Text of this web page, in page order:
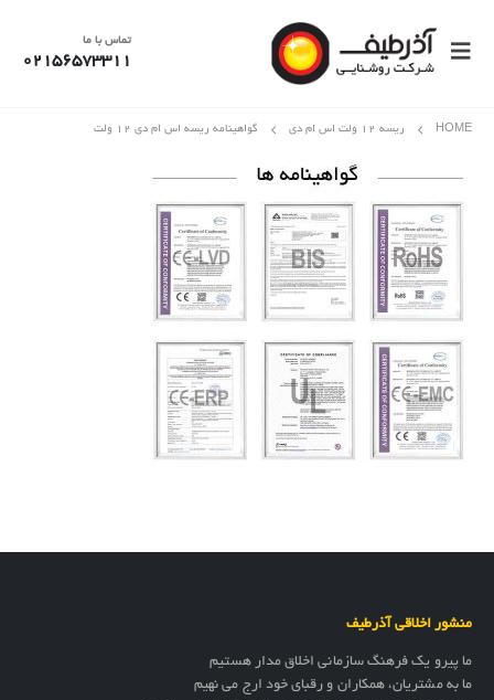
تماس با ما
02156573311
HOME ریسه 12 ولت اس ام دی گواهینامه ریسه اس ام دی ۱۲ ولت
منشور اخلاقی آذرطیف
ما پیرو یک فرهنگ سازمانی اخلاق مدار هستیم
ما به مشتریان، همکاران و رقبای خود ارج می نهیم